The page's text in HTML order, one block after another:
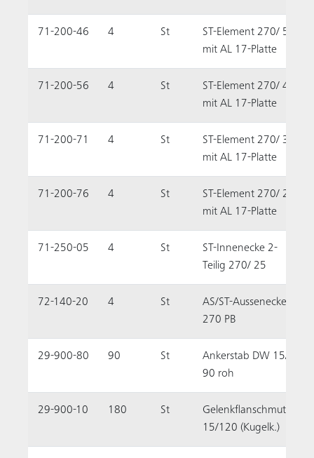
71-200-46 4 St
ST-Element 270/ 55
mit AL 17-Platte
71-200-56 4 St
ST-Element 270/ 45
mit AL 17-Platte
71-200-71 4 St
ST-Element 270/ 30
mit AL 17-Platte
71-200-76 4 St
ST-Element 270/ 25
mit AL 17-Platte
71-250-05 4 St
ST-Innenecke 2-
Teilig 270/ 25
72-140-20 4 St
AS/ST-Aussenecke
270 PB
29-900-80 90 St
Ankerstab DW 15/
90 roh
29-900-10 180 St
Gelenkflanschmutter
15/120 (Kugelk.)